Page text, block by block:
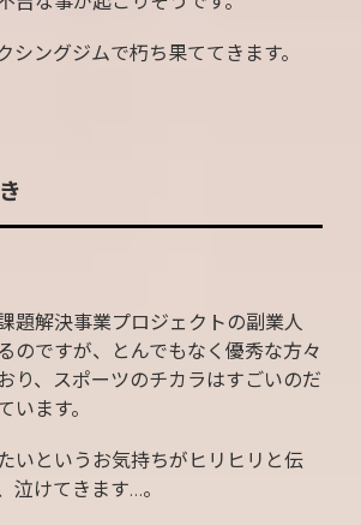
シングジムで朽ち果ててきます。
題解決事業プロジェクトの副業人
のですが、とんでもなく優秀な方々
り、スポーツのチカラはすごいのだ
います。
いというお気持ちがヒリヒリと伝
泣けてきます…。